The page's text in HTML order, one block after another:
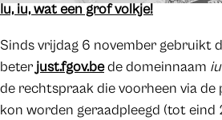
Iu, iu, wat een grof volkje!
Sinds vrijdag 6 november gebruikt
beterjust.fgov.bede domeinnaam
de rechtspraak die voorheen via de
kon worden geraadpleegd (tot